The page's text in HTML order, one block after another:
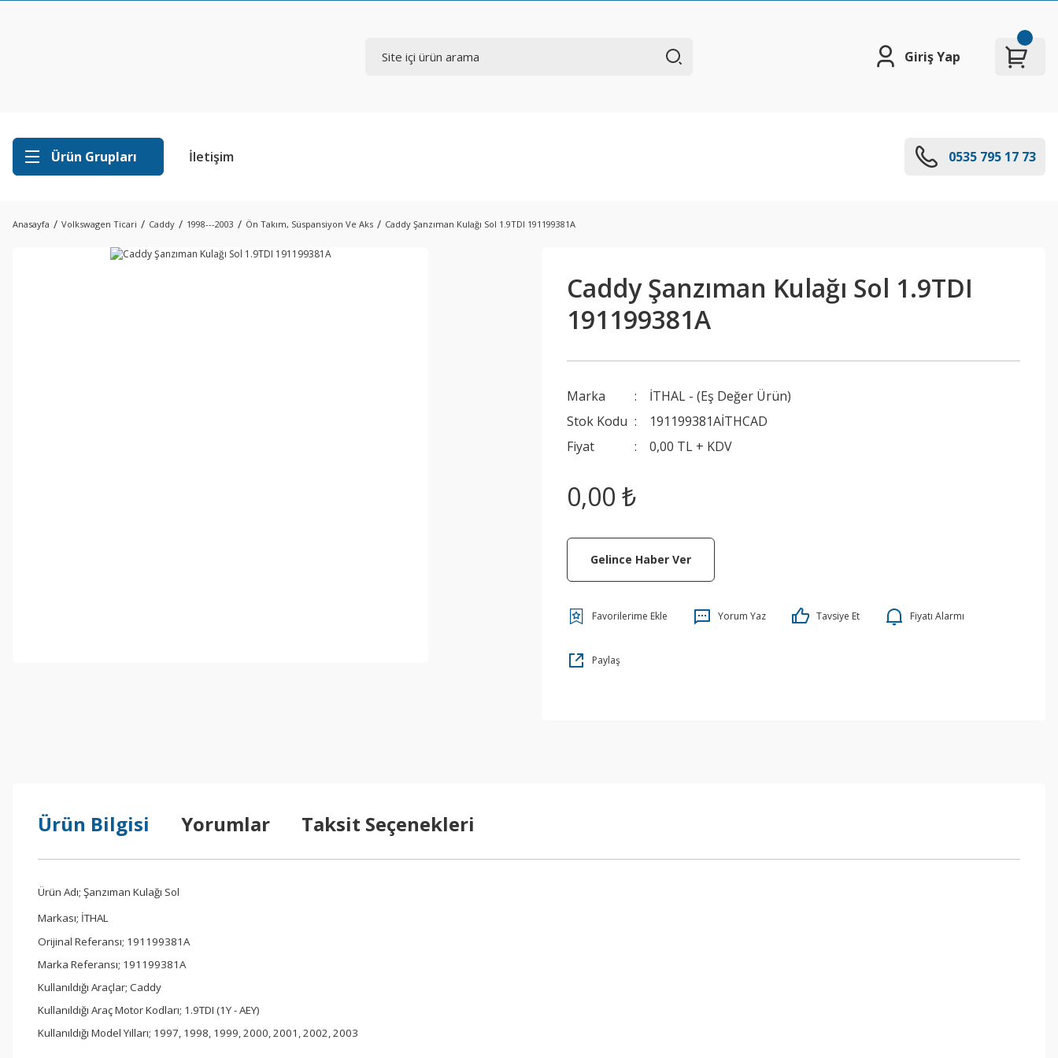
Giriş Yap
Ürün Grupları İletişim 0535 795 17 73
Anasayfa Volkswagen Ticari Caddy 1998---2003 Ön Takım, Süspansiyon Ve Aks Caddy Şanzıman Kulağı Sol 1.9TDI 191199381A
Caddy Şanzıman Kulağı Sol 1.9TDI
191199381A
Marka
İTHAL - (Eş Değer Ürün)
Stok Kodu
191199381AİTHCAD
Fiyat
0,00 TL + KDV
0,00 ₺
Gelince Haber Ver
Yorum Yaz Tavsiye Et Fiyatı Alarmı
Paylaş
Ürün Bilgisi Yorumlar Taksit Seçenekleri
Ürün Adı; Şanzıman Kulağı Sol
Markası; İTHAL
Orijinal Referansı; 191199381A
Marka Referansı; 191199381A
Kullanıldığı Araçlar; Caddy
Kullanıldığı Araç Motor Kodları; 1.9TDI (1Y - AEY)
Kullanıldığı Model Yılları; 1997, 1998, 1999, 2000, 2001, 2002, 2003